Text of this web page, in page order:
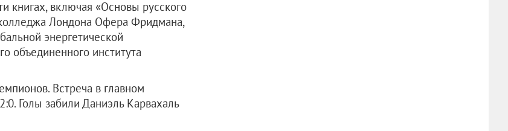
книгах, включая «Основы русского
колледжа Лондона Офера Фридмана,
энергетической
объединенного института
Встреча в главном
Голы забили Даниэль Карвахаль